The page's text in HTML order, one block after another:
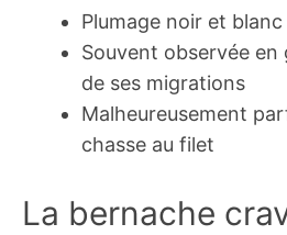
Plumage noir et
Souvent observée
de ses migrations
Malheureusement
chasse au filet
La bernache